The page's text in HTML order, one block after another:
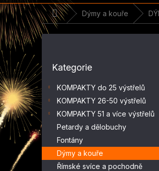
Domů Dýmy a kouře
P
o
r
n
n
p
n
e
kategorie
Kategorie
KOMPAKTY do 25 výstřelů
KOMPAKTY 26-50 výstřelů
KOMPAKTY 51 a více výstřelů
Petardy a dělobuchy
Fontány
Dýmy a kouře
Římské svíce a pochodně